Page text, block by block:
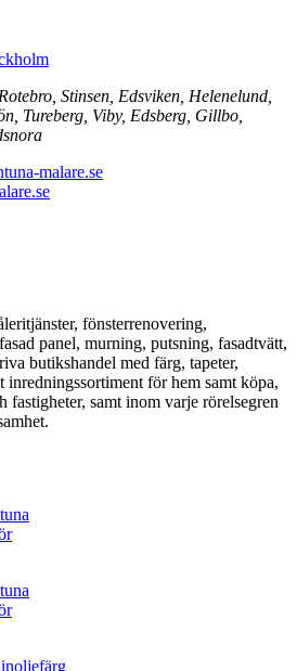
Stinsen, Edsviken, Helenelund,
Tureberg, Viby, Edsberg, Gillbo,
malare.se
fönsterrenovering,
panel, murning, putsning, fasadtvätt,
butikshandel med färg, tapeter,
för hem samt köpa,
fastigheter, samt inom varje rörelsegren